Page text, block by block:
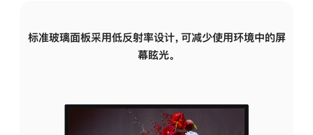
标准玻璃面板采用低反射率设计，可减少使用环境中的屏
幕眩光。